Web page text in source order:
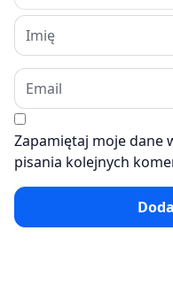
Zapamiętaj moje dane
pisania kolejnych